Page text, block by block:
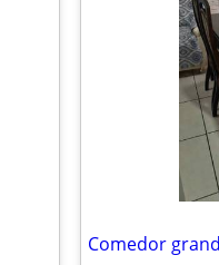
Comedor